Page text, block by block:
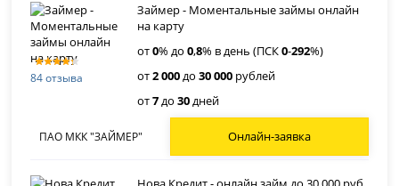
84 отзыва
Займер - Моментальные займы онлайн
на карту
от0% до0,8% в день (ПСК0-292%)
от2 000до30 000 рублей
от7до30дней
ПАО МКК "ЗАЙМЕР" Онлайн-заявка